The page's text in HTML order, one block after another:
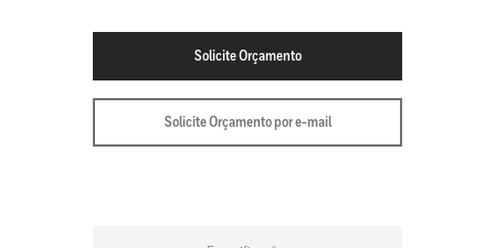
Solicite Orçamento
Solicite Orçamento por e-mail